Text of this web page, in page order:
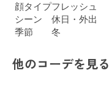
顔タイプフレッシュ
シーン
休日・外出
季節
冬
他のコーデを見る